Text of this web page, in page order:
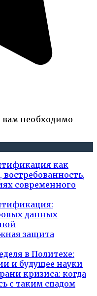
необходимо
как
современного
данных
защита
в Политехе:
и будущее науки
кризиса: когда
с таким спадом